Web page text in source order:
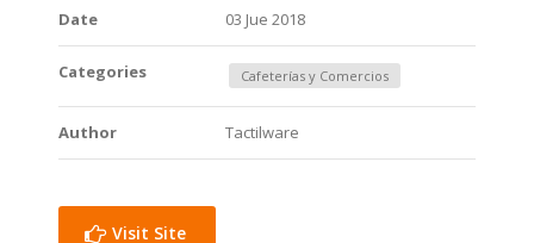
Date 03 Jue 2018
Categories Cafeterías y Comercios
Author Tactilware
Visit Site